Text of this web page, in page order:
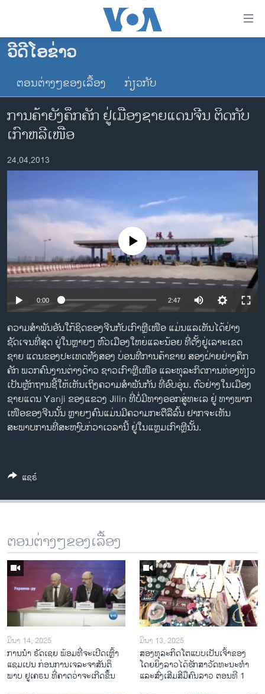
ເຂົ້າ
ຂ້າມ
ຂ້າມ
ໄປ
ຫາ
ຊອກ
ຄົ້ນ
ໂຮມເພຈ
ລາວ
ອາເມຣິກາ
ການເລືອກຕັ້ງ ປະທານາທີບໍດີ ສະຫະລັດ 2024
ໂລກ
ອິດສະຫຼະພາບດ້ານການຂ່າວ
ຊີວິດຊາວລາວ
ຊຸມຊົນຊາວລາວ
ວິທະຍາສາດ-ເທັກໂນໂລຈີ
ທຸລະກິດ
ວີດີໂອ
ສຽງ
ລາຍການກະຈາຍສຽງ
ລາຍງານ
ຕິດຕາມພວກເຮົາ ທີ່
ວີດີໂອຂ່າວ
ຕອນຕ່າງໆຂອງເລື້ອງ ກ່ຽວກັບ
ການຄ້າຍັງຄຶກຄັກ ຢູ່ເມືອງຊາຍແດນຈີນ ຕິດກັບ
ເກົາຫລີເໜືອ
24,04,2013
No media source currently available
0:00 2:47
ຄວາມສໍາພັນອັນໃກ້ຊິດຂອງຈີນກັບເກົາຫຼີເໜືອ ແມ່ນ​ແລເຫັນ​ໄດ້ຢ່າງ
ຊັດເຈນທີ່ສຸດ ຢູ່ໃນຫຼາຍໆ ຫົວເມືອງໃຫຍ່ແລະ​ນ້ອຍ ທີ່ຕັ້ງຢູ່ເລາະເຂດ
ຊາຍ ແດນຂອງປະເທດທັງສອງ ບ່ອນທີ່ການຄ້າຂາຍ ສອງຝ່າຍຢ່າງຄຶກ
ຄັກ ພວກຄົນງານຕ່າງດ້າວ ຊາວເກົາຫຼີເໜືອ ແລະທຸລະກິດການທ່ອງທ່ຽວ ​
ເປັນຫຼັກຖານຊີ້ໃຫ້ເຫັນເຖິງຄວາມສໍາພັນກັນ ທີ່ອົບອຸ່ນ. ຕົວຢ່າງໃນເມືອງ
ຊາຍແດນ Yanji ຂອງແຂວງ Jilin ທີ່ບໍ່ມີທາງອອກສູ່ທະເລ ຢູ່ ທາງພາກ
ເໜືອຂອງຈີນນັ້ນ ຫຼາຍໆຄົນ​ແມ່ນມີ​ ຄວາມ​ກະຕືລື​ລົ້ນ ຢາກ​ຈະ​ເຫັນ​
ສະພາບ​ການ ​ທີ່​ສະຫງົບ​ກ່ວາ​ເວລານີ້ ຢູ່ໃນແຫຼມເກົາຫຼີນັ້ນ.
ແຊຣ໌
ຕອນຕ່າງໆຂອງເລື້ອງ
ມີນາ 14, 2025
ການ​ນຳ ຣັດ​ເຊຍ ພ້ອມ​ທີ່​ຈະ​ເປີ​ດ​ເຫຼົ້າ​
ແຊມ​ເປນ ກ່ອນການ​ເຈ​ລະ​ຈາ​ສັນ​ຕິ​
ພາບ ຢູ​ເຄ​ຣນ ທີ່​ຄາດ​ວ່າ​ຈະ​ເກີດ​ຂຶ້ນ
ມີນາ 13, 2025
ສອງທຸລະກິດໂຕແບບເປັນເຈົ້າຂອງ
ໂດຍຍິງລາວໄດ້ຮັກສາວັດທະນະທຳ
ແລະສົ່ງເສີມສີມືຄົນລາວ ຕອນທີ 1